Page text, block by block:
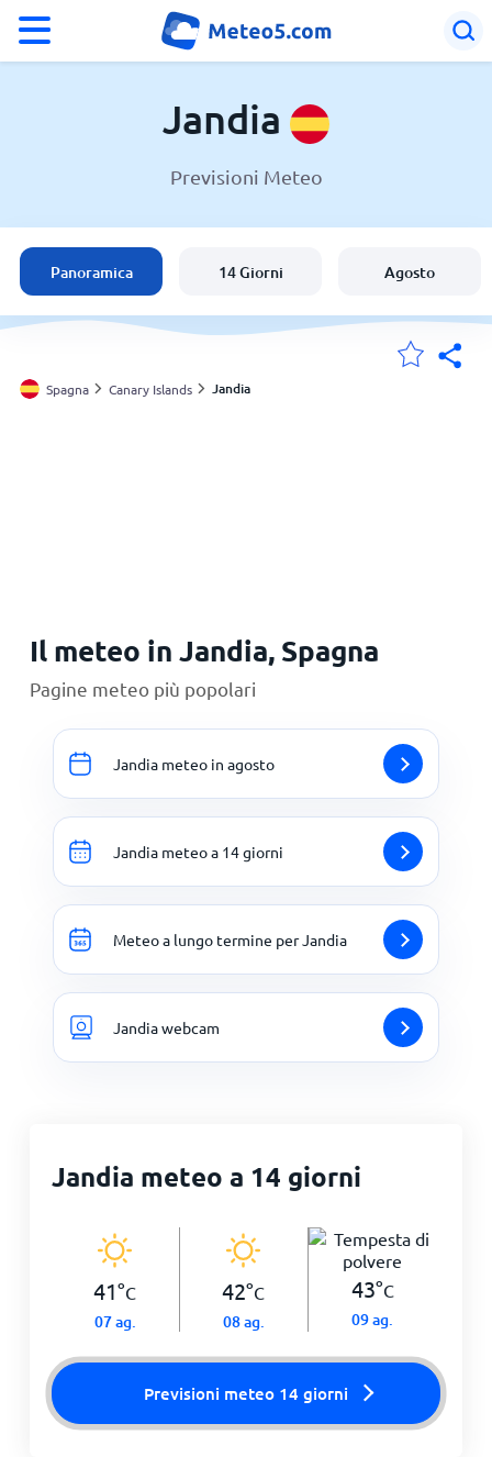
Spagna
Italia
Svizzera
Jandia
Previsioni Meteo
Panoramica 14 Giorni Agosto
Spagna Canary Islands Jandia
Il meteo in Jandia, Spagna
Pagine meteo più popolari
Jandia meteo in agosto
Jandia meteo a 14 giorni
Meteo a lungo termine per Jandia
Jandia webcam
Jandia meteo a 14 giorni
41°C
07 ag.
42°C
08 ag.
43°C
09 ag.
Previsioni meteo 14 giorni